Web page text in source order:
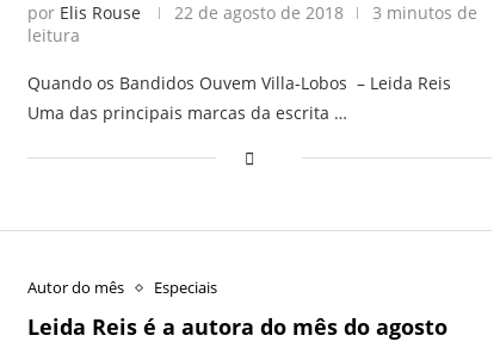
por Elis Rouse 22 de agosto de 2018
3 minutos de
leitura
Quando os Bandidos Ouvem Villa-Lobos – Leida Reis
Uma das principais marcas da escrita …
Autor do mês Especiais
Leida Reis é a autora do mês do agosto